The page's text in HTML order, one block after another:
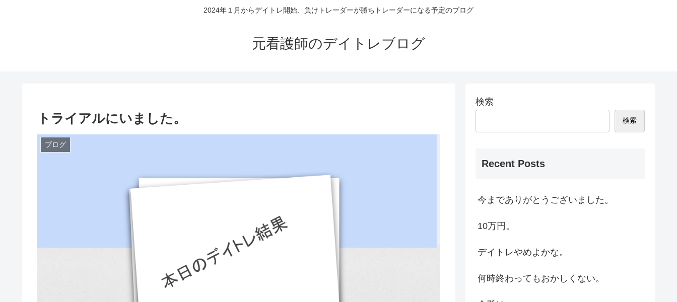
2024年１月からデイトレ開始、負けトレーダーが勝ちトレーダーになる予定のブログ
元看護師のデイトレブログ
トライアルにいました。
ブログ
検索
検索
Recent Posts
今までありがとうございました。
10万円。
デイトレやめよかな。
何時終わってもおかしくない。